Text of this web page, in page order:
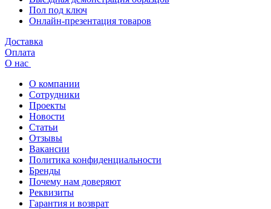
Пол под ключ
Онлайн-презентация товаров
Доставка
Оплата
О нас
О компании
Сотрудники
Проекты
Новости
Статьи
Отзывы
Вакансии
Политика конфиденциальности
Бренды
Почему нам доверяют
Реквизиты
Гарантия и возврат